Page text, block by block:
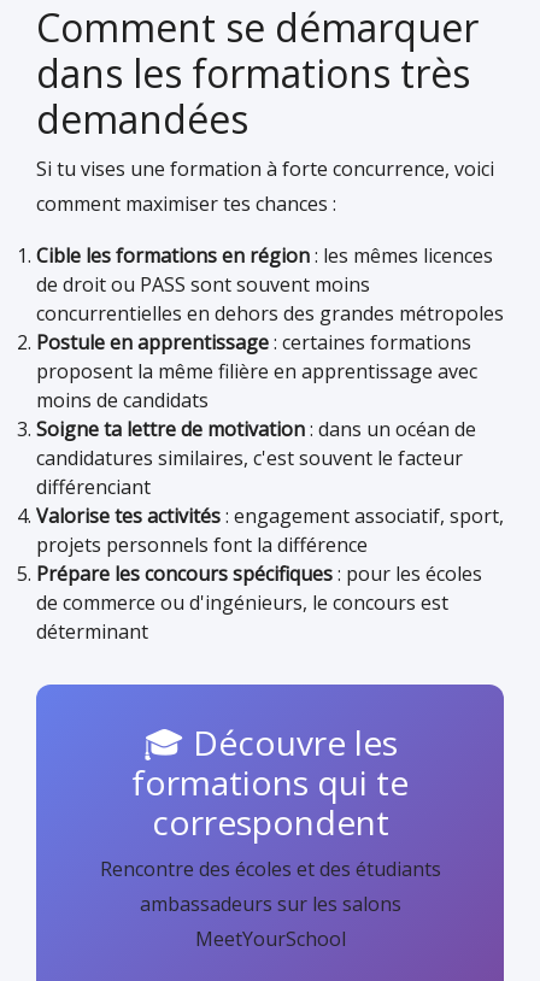
Comment se démarquer
dans les formations très
demandées
Si tu vises une formation à forte concurrence, voici
comment maximiser tes chances :
Cible les formations en région: les mêmes licences
de droit ou PASS sont souvent moins
concurrentielles en dehors des grandes métropoles
Postule en apprentissage: certaines formations
proposent la même filière en apprentissage avec
moins de candidats
Soigne ta lettre de motivation: dans un océan de
candidatures similaires, c'est souvent le facteur
différenciant
Valorise tes activités: engagement associatif, sport,
projets personnels font la différence
Prépare les concours spécifiques: pour les écoles
de commerce ou d'ingénieurs, le concours est
déterminant
🎓 Découvre les
formations qui te
correspondent
Rencontre des écoles et des étudiants
ambassadeurs sur les salons
MeetYourSchool